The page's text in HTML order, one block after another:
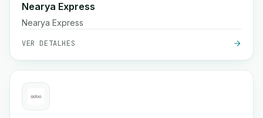
Nearya Express
Nearya Express
VER DETALHES